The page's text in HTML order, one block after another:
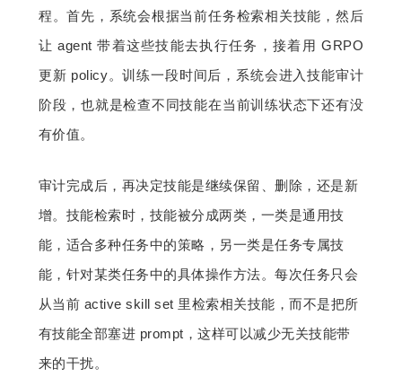
程。首先，系统会根据当前任务检索相关技能，然后
让 agent 带着这些技能去执行任务，接着用 GRPO
更新 policy。训练一段时间后，系统会进入技能审计
阶段，也就是检查不同技能在当前训练状态下还有没
有价值。
审计完成后，再决定技能是继续保留、删除，还是新
增。技能检索时，技能被分成两类，一类是通用技
能，适合多种任务中的策略，另一类是任务专属技
能，针对某类任务中的具体操作方法。每次任务只会
从当前 active skill set 里检索相关技能，而不是把所
有技能全部塞进 prompt，这样可以减少无关技能带
来的干扰。